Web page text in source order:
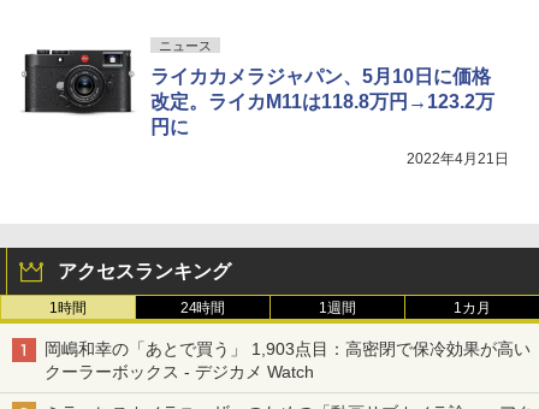
ニュース
ライカカメラジャパン、5月10日に価格
改定。ライカM11は118.8万円→123.2万
円に
2022年4月21日
アクセスランキング
1時間 24時間 1週間 1カ月
岡嶋和幸の「あとで買う」 1,903点目：高密閉で保冷効果が高い
クーラーボックス - デジカメ Watch